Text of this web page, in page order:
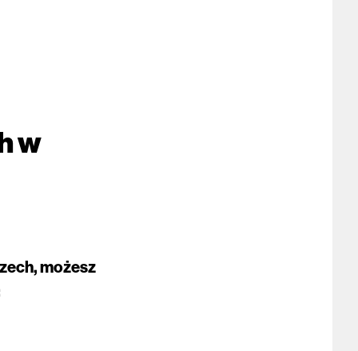
w
możesz